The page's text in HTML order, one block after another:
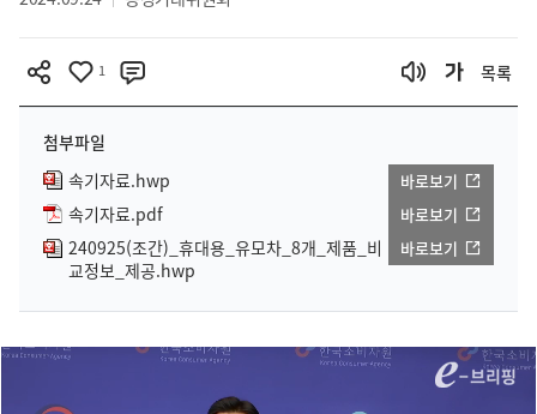
1 목록
첨부파일
속기자료.hwp
바로보기
속기자료.pdf 바로보기
240925(조간)_휴대용_유모차_8개_제품_비
교정보_제공.hwp
바로보기